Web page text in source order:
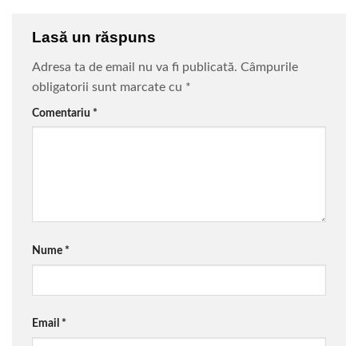
Lasă un răspuns
Adresa ta de email nu va fi publicată. Câmpurile
obligatorii sunt marcate cu *
Comentariu *
Nume *
Email *